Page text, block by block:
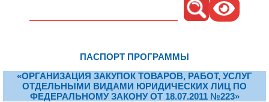
ПАСПОРТ ПРОГРАММЫ
«ОРГАНИЗАЦИЯ ЗАКУПОК ТОВАРОВ, РАБОТ, УСЛУГ
ОТДЕЛЬНЫМИ ВИДАМИ ЮРИДИЧЕСКИХ ЛИЦ ПО
ФЕДЕРАЛЬНОМУ ЗАКОНУ ОТ 18.07.2011 №223»